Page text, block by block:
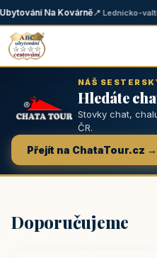
Na Kovárně📍 Lednicko-
NÁŠ
Hledáte
Stovky chat,
ČR.
Přejít na ChataTour.cz →
Doporučujeme